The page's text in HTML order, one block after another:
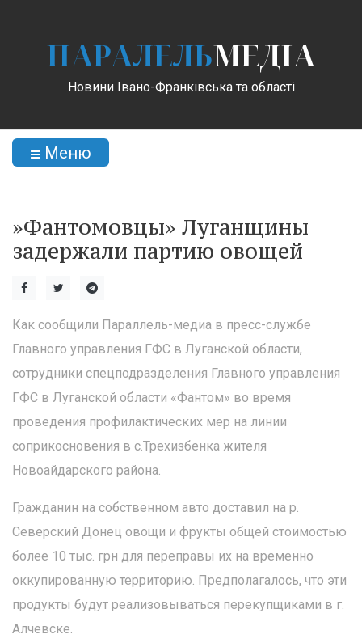
ПАРАЛЕЛЬМЕДІА
Новини Івано-Франківська та області
Меню
»Фантомовцы» Луганщины
задержали партию овощей
Как сообщили Параллель-медиа в пресс-службе
Главного управления ГФС в Луганской области,
сотрудники спецподразделения Главного управления
ГФС в Луганской области «Фантом» во время
проведения профилактических мер на линии
соприкосновения в с.Трехизбенка жителя
Новоайдарского района.
Гражданин на собственном авто доставил на р.
Северский Донец овощи и фрукты общей стоимостью
более 10 тыс. грн для переправы их на временно
оккупированную территорию. Предполагалось, что эти
продукты будут реализовываться перекупщиками в г.
Алчевске.